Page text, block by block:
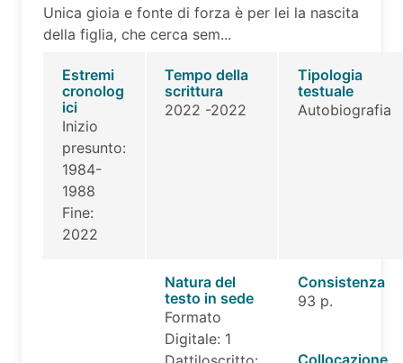
Unica gioia e fonte di forza è per lei la nascita
della figlia, che cerca sem...
Estremi
cronolog
ici
Inizio
presunto:
1984-
1988
Fine:
2022
Tempo della
scrittura
2022 -2022
Tipologia
testuale
Autobiografia
Natura del
testo in sede
Formato
Digitale: 1
Consistenza
93 p.